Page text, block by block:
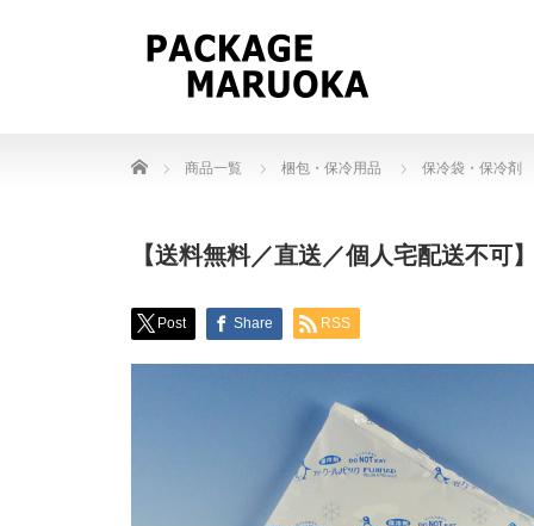
Home 商品一覧 梱包・保冷用品 保冷袋・保冷剤
【送料無料／直送／個人宅配送不可
Post Share RSS